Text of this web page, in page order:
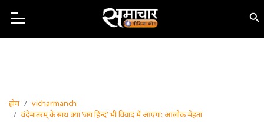
होम
vicharmanch
वंदेमातरम् के साथ क्या ‘जय हिन्द’ भी विवाद में आएगा: आलोक मेहता